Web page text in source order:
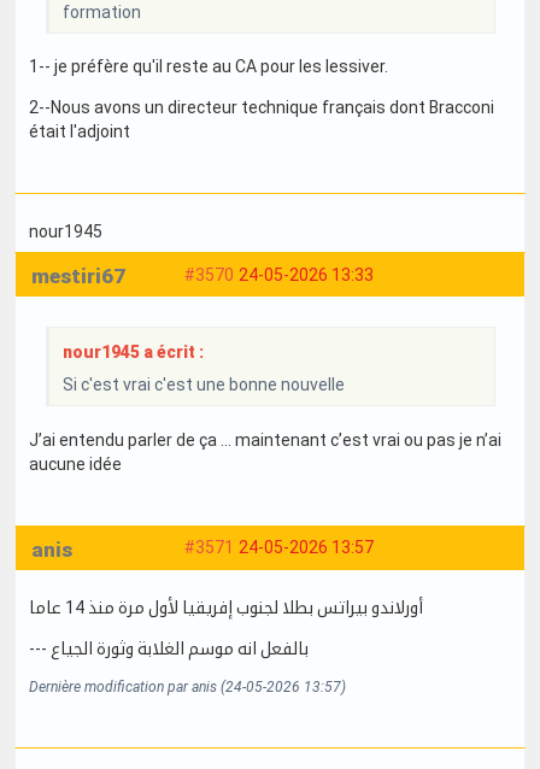
formation
1-- je préfère qu'il reste au CA pour les lessiver.
2--Nous avons un directeur technique français dont Bracconi
était l'adjoint
nour1945
#3570 24-05-2026 13:33
mestiri67
nour1945 a écrit :
Si c'est vrai c'est une bonne nouvelle
J’ai entendu parler de ça … maintenant c’est vrai ou pas je n’ai
aucune idée
#3571 24-05-2026 13:57
anis
أورلاندو بيراتس بطلا لجنوب إفريقيا لأول مرة منذ 14 عاما
--- بالفعل انه موسم الغلابة وثورة الجياع
Dernière modification par anis (24-05-2026 13:57)